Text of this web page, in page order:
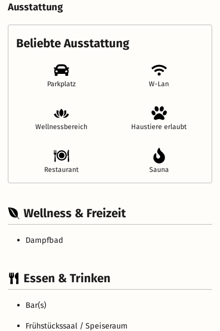
Ausstattung
Beliebte Ausstattung
Parkplatz W-Lan
Wellnessbereich Haustiere erlaubt
Restaurant Sauna
Wellness & Freizeit
Dampfbad
Essen & Trinken
Bar(s)
Frühstückssaal / Speiseraum